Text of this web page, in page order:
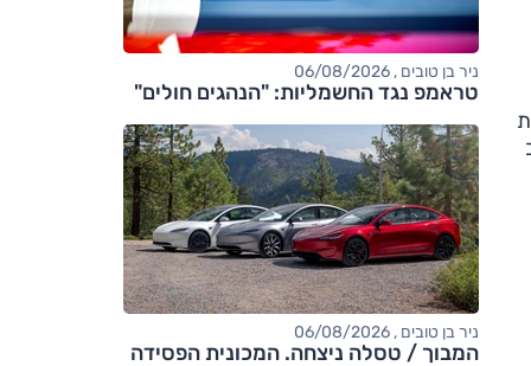
ניר בן טובים , 06/08/2026
טראמפ נגד החשמליות: "הנהגים חולים"
ניר בן טובים , 06/08/2026
המבוך / טסלה ניצחה. המכונית הפסידה